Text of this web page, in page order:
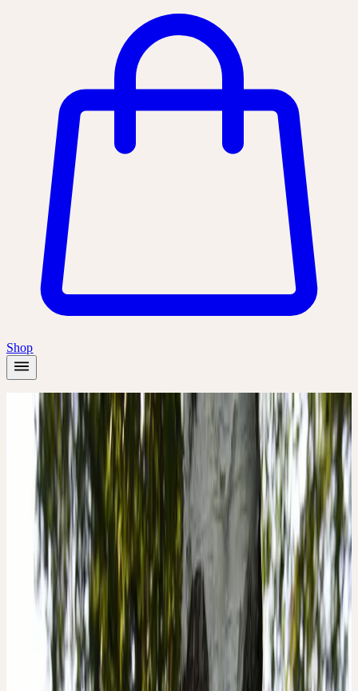
Shop
Accueil
/Plantes
Bouleau
Printemps
Bouleau
Betula pendula
Grâce, juvénilité et flexibilité, polarité de vie et de mort
Betulaceae (Bétulacées)
Forêts claires, bordures de tourbières, surfaces pionnières ;
peu exigeant, préfère les sols sablonneux
Mai
TraitementProcédé au mortier
Botanique & essence de la plante